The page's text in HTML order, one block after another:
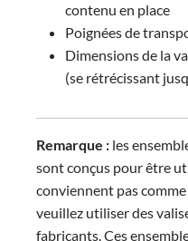
contenu en place
Poignées de
Dimensions de la
(se rétrécissant
Remarque : les
sont conçus pour être
conviennent pas
veuillez utiliser des
fabricants. Ces